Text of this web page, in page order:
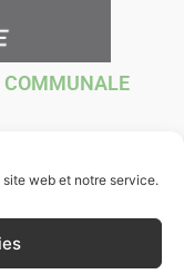
web et notre service.
COMMUNALE